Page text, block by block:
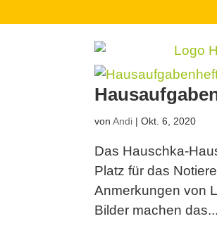
vonAndi |Okt. 6, 2020
Das Hauschka-
Platz für das
Anmerkungen von
Bilder machen das...